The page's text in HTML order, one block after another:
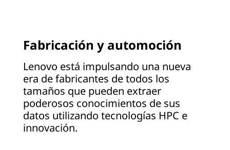
Fabricación y automoción
Lenovo está impulsando una nueva
era de fabricantes de todos los
tamaños que pueden extraer
poderosos conocimientos de sus
datos utilizando tecnologías HPC e
innovación.